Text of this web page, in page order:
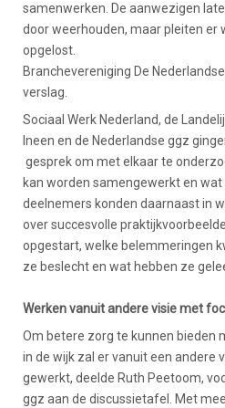
samenwerken. De aanwezigen
door weerhouden, maar pleiten er
opgelost.
Branchevereniging De
verslag.
Sociaal Werk Nederland, de
Ineen en de Nederlandse ggz
gesprek om met elkaar te
kan worden samengewerkt en wat
deelnemers konden daarnaast in
over succesvolle
opgestart, welke belemmeringen
ze beslecht en wat hebben ze
Werken vanuit andere visie met
Om betere zorg te kunnen bieden
in de wijk zal er vanuit een andere
gewerkt, deelde Ruth Peetoom,
ggz aan de discussietafel. Met